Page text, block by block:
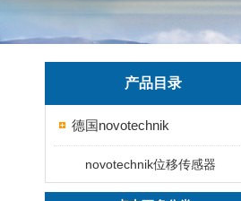
产品目录
德国novotechnik
novotechnik位移传感器